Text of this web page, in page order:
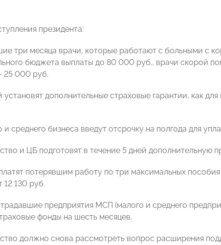
президента:
три месяца врачи, которые работают с больными с
бюджета выплаты до 80 000 руб., врачи скорой
25 000 руб.
установят дополнительные страховые гарантии, как
и среднего бизнеса введут отсрочку на полгода для
и ЦБ подготовят в течение 5 дней дополнительную
потерявшим работу по три максимальных
12 130 руб.
предприятия МСП (малого и среднего
фонды на шесть месяцев.
должно снова рассмотреть вопрос расширения